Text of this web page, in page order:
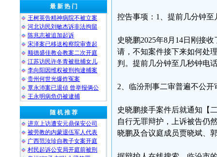
最 新 热 门
王树英告精神病院不被立案
河北访民刘敏杰诉非法拘留
陈兆志被追加起诉
宋泽案已移送检察院审查起
顺德盛佳教会教案二次开庭
江苏访民许冬青被批捕女儿
李向阳因维权被刑拘逮捕案
贵州何世光爆炸冤案
覃永沛案已退侦 曾举报俩公
王永明病危仍被逮捕
随 机 推 荐
进京上访遭安元鼎保安公司
被劳教的内蒙退伍军人代表
广西范汝珍自教子女案开庭
村民起诉公安局开庭前被刑
控告事项：1、提前几分钟
史晓鹏2025年8月14日刚接
请，不知案件接下来如何处
判。提前几分钟至几秒钟电
2、临汾刑事二审普遍不公
史晓鹏接手案件后就通知【
自行无罪辩护，上诉被告仍
晓鹏及合议庭成员贾晓斌、